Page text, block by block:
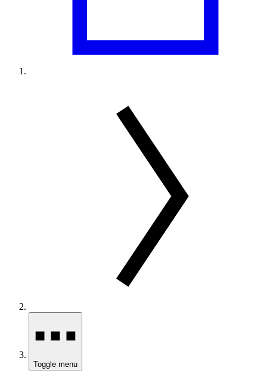
Toggle menu